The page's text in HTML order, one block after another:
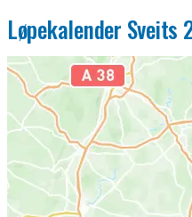
Løpekalender Sveits